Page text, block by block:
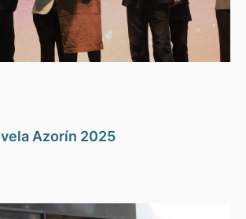
Azorín 2025